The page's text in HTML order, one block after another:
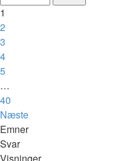
1
2
3
4
5
…
40
Næste
Emner
Svar